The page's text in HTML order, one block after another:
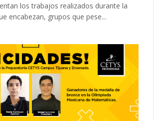
los trabajos realizados durante la
encabezan, grupos que pese...